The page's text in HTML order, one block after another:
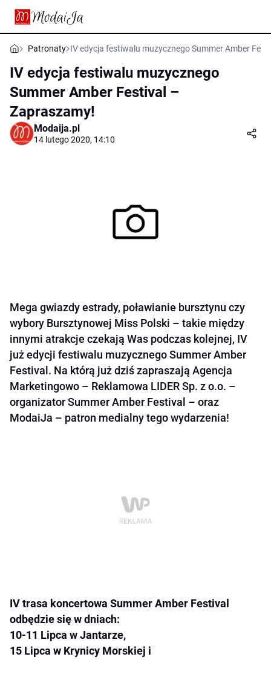
Patronaty IV edycja festiwalu muzycznego Summer Amber
IV edycja festiwalu muzycznego
Summer Amber Festival –
Zapraszamy!
Modaija.pl
14 lutego 2020, 14:10
Mega gwiazdy estrady, poławianie bursztynu czy
wybory Bursztynowej Miss Polski – takie między
innymi atrakcje czekają Was podczas kolejnej, IV
już edycji festiwalu muzycznego Summer Amber
Festival. Na którą już dziś zapraszają Agencja
Marketingowo – Reklamowa LIDER Sp. z o.o. –
organizator Summer Amber Festival – oraz
ModaiJa – patron medialny tego wydarzenia!
IV trasa koncertowa Summer Amber Festival
odbędzie się w dniach:
10-11 Lipca w Jantarze,
15 Lipca w Krynicy Morskiej i